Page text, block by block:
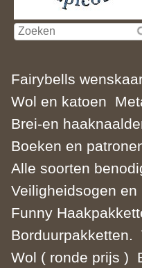
Fairybells
Wol en katoen
Brei-en
Boeken en
Alle soorten
Veiligheidsogen en
Funny
Borduurpakketten.
Wol ( ronde prijs )